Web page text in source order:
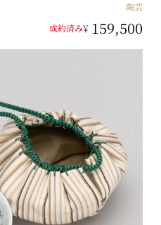
陶芸
成約済み¥ 159,500